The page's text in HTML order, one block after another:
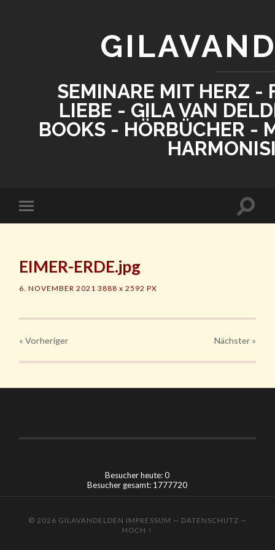
SEMINARE MIT HERZ -
LIEBE - GILA VAN
BOOKS - HÖRBÜCHER -
EIMER-ERDE.jpg
6. NOVEMBER 2021 3888x 2592 PX
« Vorheriger Nächster »
Besucher heute: 0
Besucher gesamt: 1777720
© 2026 GILAVANDELDEN IMPRESSUM — DATENSCHUTZ —
HOCH ↑